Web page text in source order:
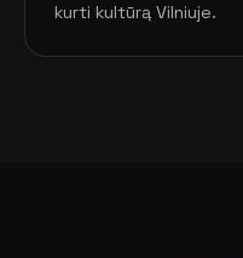
kurti kultūrą Vilniuje.